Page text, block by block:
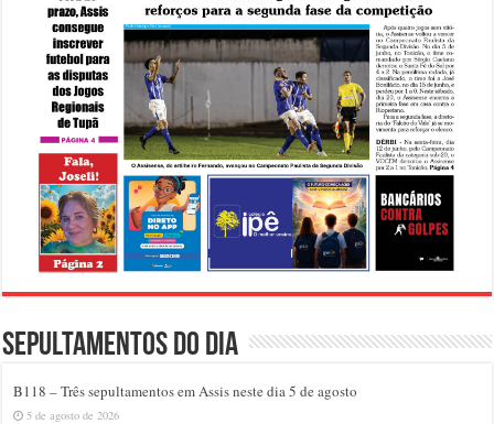
Sepultamentos do dia
B118 – Três sepultamentos em Assis neste dia 5 de agosto
5 de agosto de 2026